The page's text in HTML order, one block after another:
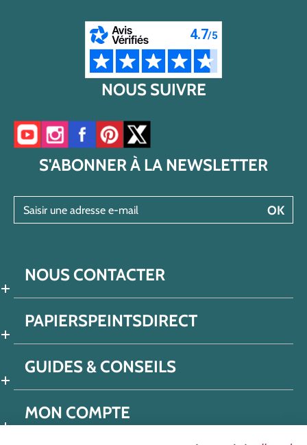
NOUS SUIVRE
Accéder à notre chaîne YouTube
Accéder à notre compte Instagram
Accéder à notre page Facebook
Accéder à notre compte Pinterest
Accéder à notre compte Twitter/X
S'ABONNER À LA NEWSLETTER
OK
NOUS CONTACTER
PAPIERSPEINTSDIRECT
GUIDES & CONSEILS
MON COMPTE